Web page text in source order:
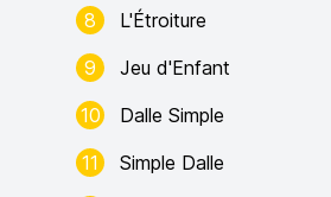
8
L'Étroiture
9
Jeu d'Enfant
10
Dalle Simple
11
Simple Dalle